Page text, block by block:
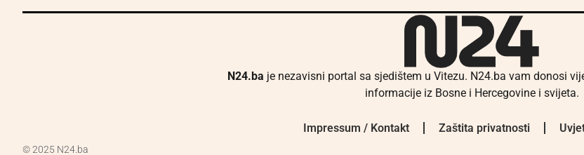
N24.ba je nezavisni portal sa sjedištem u Vitezu. N24.ba vam donosi
informacije iz Bosne i Hercegovine i svijeta.
Impressum / Kontakt Zaštita privatnosti
© 2025 N24.ba